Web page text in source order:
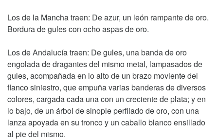
Los de la Mancha traen: De azur, un león rampante de oro.
Bordura de gules con ocho aspas de oro.
Los de Andalucía traen: De gules, una banda de oro
engolada de dragantes del mismo metal, lampasados de
gules, acompañada en lo alto de un brazo moviente del
flanco siniestro, que empuña varias banderas de diversos
colores, cargada cada una con un creciente de plata; y en
lo bajo, de un árbol de sinople perfilado de oro, con una
lanza apoyada en su tronco y un caballo blanco ensillado
al pie del mismo.